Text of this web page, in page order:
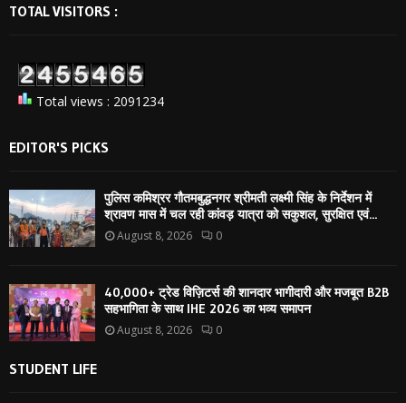
TOTAL VISITORS :
Total views : 2091234
EDITOR'S PICKS
पुलिस कमिश्रर गौतमबुद्धनगर श्रीमती लक्ष्मी सिंह के निर्देशन में
श्रावण मास में चल रही कांवड़ यात्रा को सकुशल, सुरक्षित एवं...
August 8, 2026 0
40,000+ ट्रेड विज़िटर्स की शानदार भागीदारी और मजबूत B2B
सहभागिता के साथ IHE 2026 का भव्य समापन
August 8, 2026 0
STUDENT LIFE